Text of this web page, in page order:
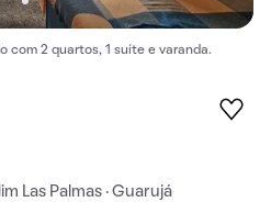
com 2 quartos, 1 suíte e varanda.
Las Palmas · Guarujá